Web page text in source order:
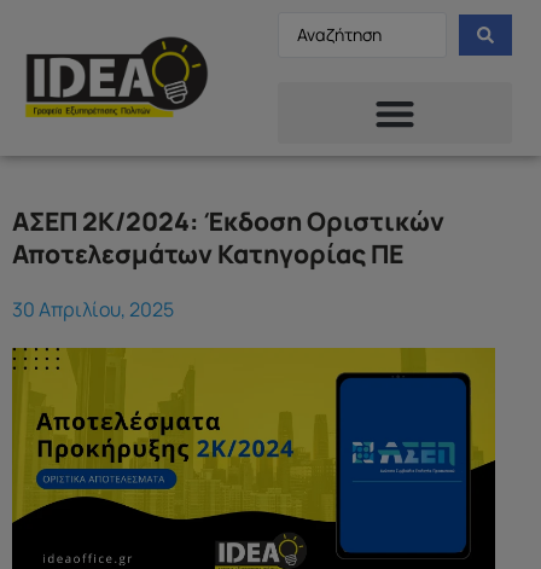
ΑΣΕΠ 2Κ/2024: Έκδοση Οριστικών
Αποτελεσμάτων Κατηγορίας ΠΕ
30 Απριλίου, 2025